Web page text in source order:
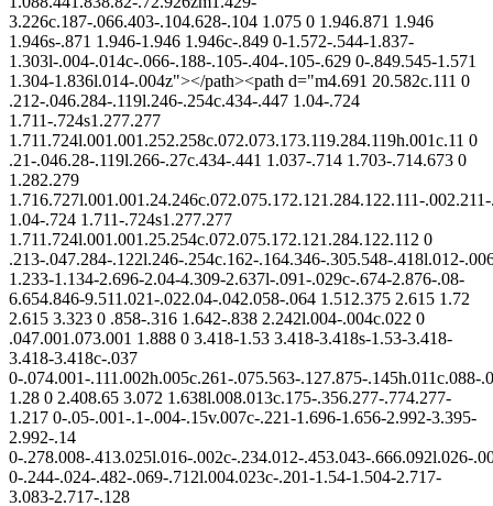
3.226c.187-.066.403-.104.628-.104 1.075 0 1.946.871 1.946
1.946s-.871 1.946-1.946 1.946c-.849 0-1.572-.544-1.837-
1.303l-.004-.014c-.066-.188-.105-.404-.105-.629 0-.849.545-1.571
1.304-1.836l.014-.004z"></path><path d="m4.691 20.582c.111 0
.212-.046.284-.119l.246-.254c.434-.447 1.04-.724
1.711-.724s1.277.277
1.711.724l.001.001.252.258c.072.073.173.119.284.119h.001c.11 0
.21-.046.28-.119l.266-.27c.434-.441 1.037-.714 1.703-.714.673 0
1.282.279
1.716.727l.001.001.24.246c.072.075.172.121.284.122.111-
1.04-.724 1.711-.724s1.277.277
1.711.724l.001.001.25.254c.072.075.172.121.284.122.112 0
.213-.047.284-.122l.246-.254c.162-.164.346-.305.548-.418l.012-
1.233-1.134-2.696-2.04-4.309-2.637l-.091-.029c-.674-2.876-.08-
6.654.846-9.511.021-.022.04-.042.058-.064 1.512.375 2.615 1.72
2.615 3.323 0 .858-.316 1.642-.838 2.242l.004-.004c.022 0
.047.001.073.001 1.888 0 3.418-1.53 3.418-3.418s-1.53-3.418-
3.418-3.418c-.037
0-.074.001-.111.002h.005c.261-.075.563-.127.875-.145h.011c.088-
1.28 0 2.408.65 3.072 1.638l.008.013c.175-.356.277-.774.277-
1.217 0-.05-.001-.1-.004-.15v.007c-.221-1.696-1.656-2.992-3.395-
2.992-.14
0-.278.008-.413.025l.016-.002c-.234.012-.453.043-.666.092l.026-
0-.244-.024-.482-.069-.712l.004.023c-.201-1.54-1.504-2.717-
3.083-2.717-.128